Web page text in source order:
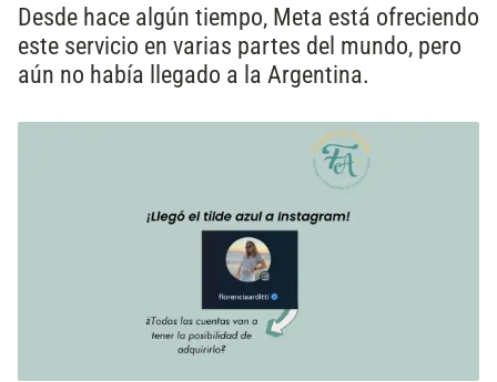
Desde hace algún tiempo, Meta está ofreciendo
este servicio en varias partes del mundo, pero
aún no había llegado a la Argentina.